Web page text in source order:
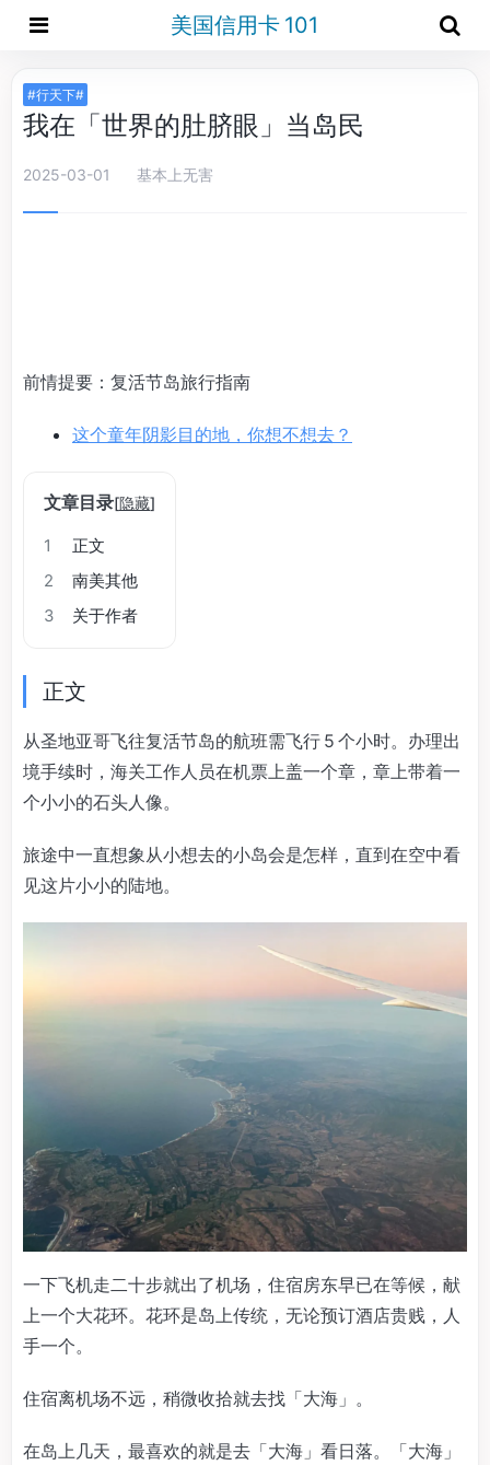
美国信用卡 101
#行天下#
我在「世界的肚脐眼」当岛民
2025-03-01 基本上无害
前情提要：复活节岛旅行指南
这个童年阴影目的地，你想不想去？
文章目录[隐藏]
1
正文
2
南美其他
3
关于作者
正文
从圣地亚哥飞往复活节岛的航班需飞行 5 个小时。办理出
境手续时，海关工作人员在机票上盖一个章，章上带着一
个小小的石头人像。
旅途中一直想象从小想去的小岛会是怎样，直到在空中看
见这片小小的陆地。
一下飞机走二十步就出了机场，住宿房东早已在等候，献
上一个大花环。花环是岛上传统，无论预订酒店贵贱，人
手一个。
住宿离机场不远，稍微收拾就去找「大海」。
在岛上几天，最喜欢的就是去「大海」看日落。「大海」